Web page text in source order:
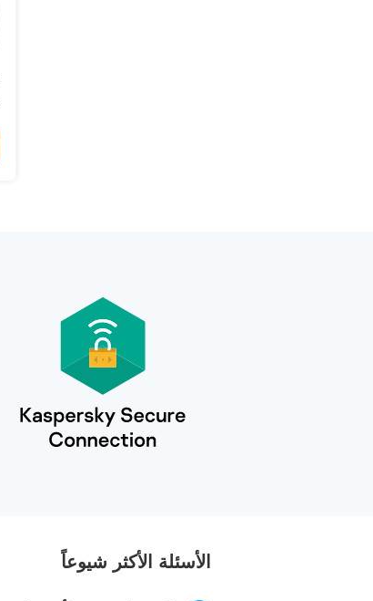
الأسئلة الأكثر شيوعاً